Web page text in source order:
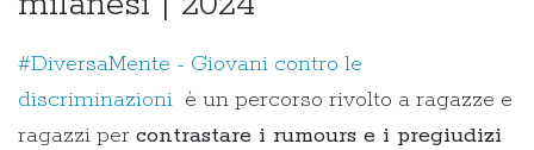
#DiversaMente - Giovani contro le
discriminazioni è un percorso rivolto a ragazze e
ragazzi per contrastare i rumours e i pregiudizi